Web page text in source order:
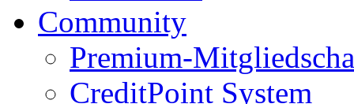
Community
Premium-
CreditPoint System